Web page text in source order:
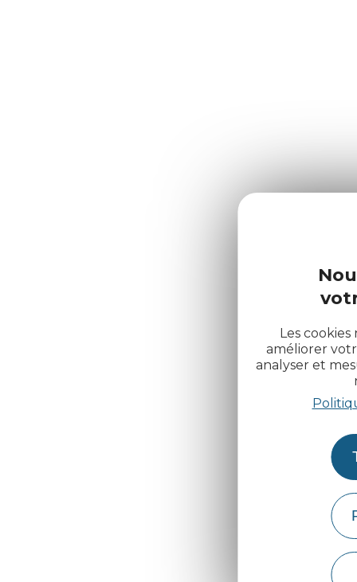
Les
améliorer
analyser et